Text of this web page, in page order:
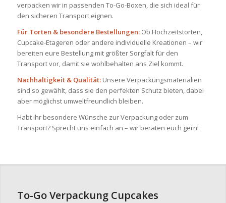
verpacken wir in passenden To-Go-Boxen, die sich ideal für
den sicheren Transport eignen.
Für Torten & besondere Bestellungen:Ob Hochzeitstorten,
Cupcake-Etageren oder andere individuelle Kreationen – wir
bereiten eure Bestellung mit größter Sorgfalt für den
Transport vor, damit sie wohlbehalten ans Ziel kommt.
Nachhaltigkeit & Qualität:Unsere Verpackungsmaterialien
sind so gewählt, dass sie den perfekten Schutz bieten, dabei
aber möglichst umweltfreundlich bleiben.
Habt ihr besondere Wünsche zur Verpackung oder zum
Transport? Sprecht uns einfach an – wir beraten euch gern!
To-Go Verpackung Cupcakes